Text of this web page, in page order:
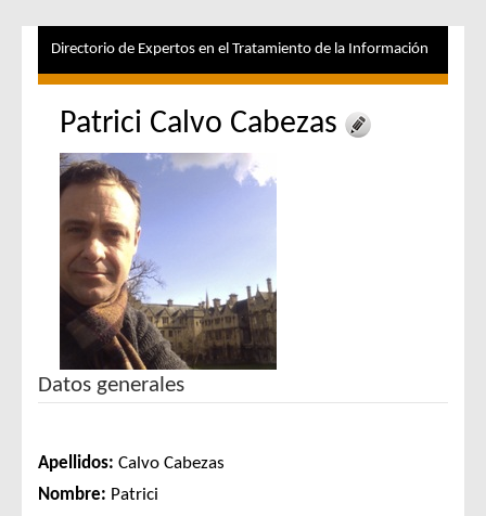
Directorio de Expertos en el Tratamiento de la Información
Patrici Calvo Cabezas
Datos generales
Apellidos: Calvo Cabezas
Nombre: Patrici